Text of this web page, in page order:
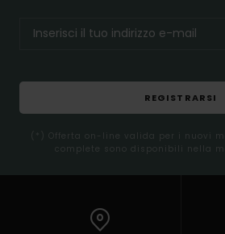
REGISTRARSI
(*) Offerta on-line valida per i nuovi
complete sono disponibili nella